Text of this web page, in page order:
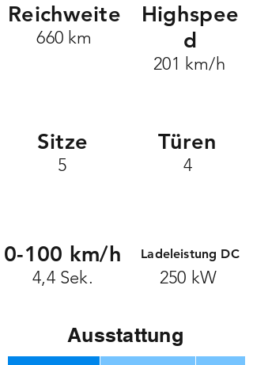
Reichweite
660 km
Highspee
d
201 km/h
Sitze
5
Türen
4
0-100 km/h
4,4 Sek.
Ladeleistung DC
250 kW
Ausstattung